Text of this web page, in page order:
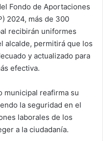
Fondo de Aportaciones
2024, más de 300
recibirán uniformes
alcalde, permitirá que los
y actualizado para
efectiva.
municipal reafirma su
la seguridad en el
laborales de los
a la ciudadanía.